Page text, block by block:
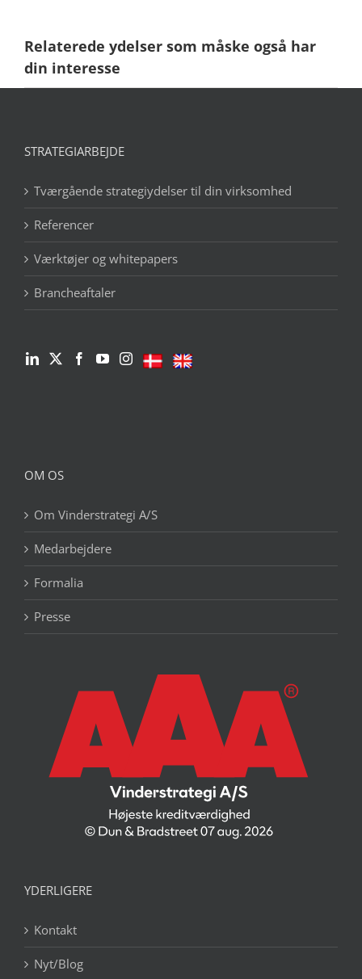
Relaterede ydelser som måske også har
din interesse
STRATEGIARBEJDE
Tværgående strategiydelser til din virksomhed
Referencer
Værktøjer og whitepapers
Brancheaftaler
OM OS
Om Vinderstrategi A/S
Medarbejdere
Formalia
Presse
YDERLIGERE
Kontakt
Nyt/Blog